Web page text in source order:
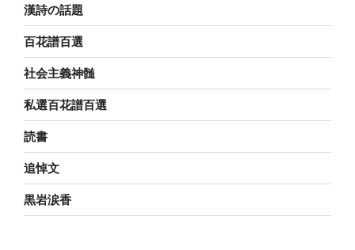
漢詩の話題
百花譜百選
社会主義神髄
私選百花譜百選
読書
追悼文
黒岩涙香